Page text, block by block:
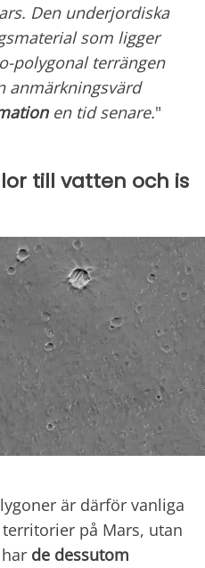
Den underjordiska
som ligger
polygonal terrängen
anmärkningsvärd
en tid senare."
till vatten och is
är därför vanliga
på Mars, utan
de dessutom